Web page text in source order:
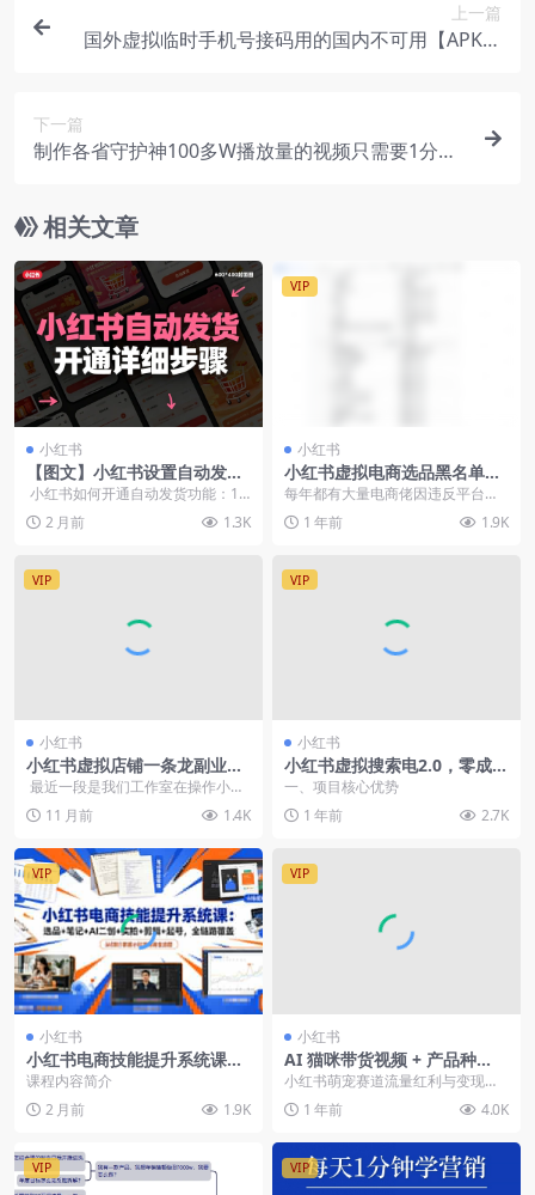
上一篇
国外虚拟临时手机号接码用的国内不可用【APK手
下一篇
制作各省守护神100多W播放量的视频只需要1分钟
相关文章
小红书
【图文】小红书设置自动发货
开通详细步骤教程
小红书如何开通自动发货功能：1.
打开小红书千帆网页版并登录。2.
... 2 月前 1.3K
VIP
小红书
小红书虚拟电商选品黑名单
（飞书文档教程）
每年都有大量电商佬因违反平台政
策被封号，销量锐减，甚至面临诉
讼风险。因此编写了两...
1 年前 1.9K
VIP
小红书
小红书虚拟店铺一条龙副业玩
法，单天单号变现500+（飞书
文档教程）
最近一段是我们工作室在操作小红
书虚拟店铺这个项目，整体还是不
错的，也...
11 月前 1.4K
VIP
小红书
小红书虚拟搜索电2.0，零成本
自动发货被动收入，SEO优化
+矩阵放大实战指南
一、项目核心优势
1 年前
2.7K
VIP
小红书
小红书电商技能提升系统课，
选品笔记拍摄剪辑起号运营全
链路
课程内容简介
2 月前
1.9K
VIP
小红书
AI 猫咪带货视频 + 产品种
草！小红书萌宠赛道变现攻略
小红书萌宠赛道流量红利与变现逻
辑小红书 “猫咪”“萌宠” 话题 30 天互
动增量...
1 年前 4.0K
VIP VIP